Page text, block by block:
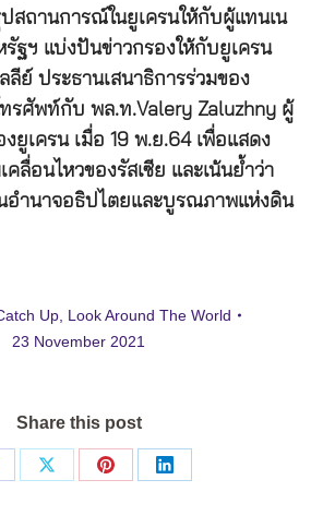
สถานการณ์ในยูเครนให้กับผู้แทนเน
ฐฯ แบ่งปันข่าวกรองให้กับยูเครน
ลีย์ ประธานเสนาธิการร่วมของ
ทรศัพท์กับ พล.ท.Valery Zaluzhny ผู้
ยูเครน เมื่อ 19 พ.ย.64 เพื่อแสดง
ลื่อนไหวของรัสเซีย และเน้นย้ำว่า
อำนาจอธิปไตยและบูรณภาพแห่งดิน
Up, Look Around The World
23 November 2021
Share this post
Share
Share
Share